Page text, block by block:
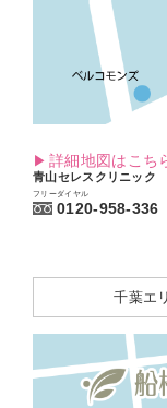
詳細地図はこち
青山セレスクリニック
フリーダイヤル
0120-958-336
千葉エ